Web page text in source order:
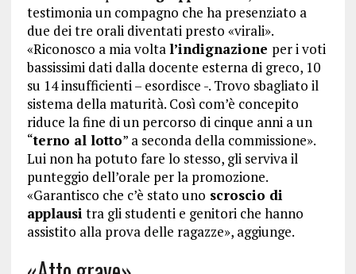
testimonia un compagno che ha presenziato a
due dei tre orali diventati presto «virali».
«Riconosco a mia volta l’indignazione per i voti
bassissimi dati dalla docente esterna di greco, 10
su 14 insufficienti – esordisce -. Trovo sbagliato il
sistema della maturità. Così com’è concepito
riduce la fine di un percorso di cinque anni a un
“terno al lotto” a seconda della commissione».
Lui non ha potuto fare lo stesso, gli serviva il
punteggio dell’orale per la promozione.
«Garantisco che c’è stato uno scroscio di
applausi tra gli studenti e genitori che hanno
assistito alla prova delle ragazze», aggiunge.